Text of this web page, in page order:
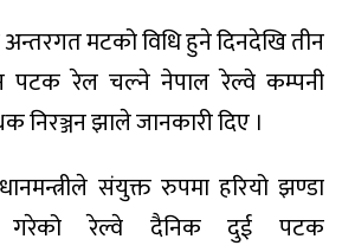
अन्तरगत मटको विधि हुने दिनदेखि तीन
पटक रेल चल्ने नेपाल रेल्वे कम्पनी
निरञ्जन झाले जानकारी दिए ।
संयुक्त रुपमा हरियो झण्डा
गरेको रेल्वे दैनिक दुई पटक